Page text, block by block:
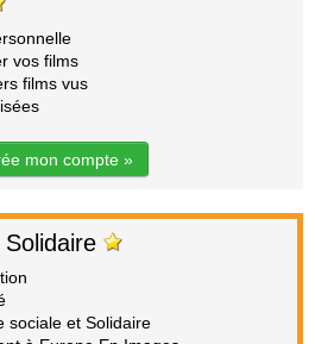
vos films
films vus
mon compte »
sociale et Solidaire